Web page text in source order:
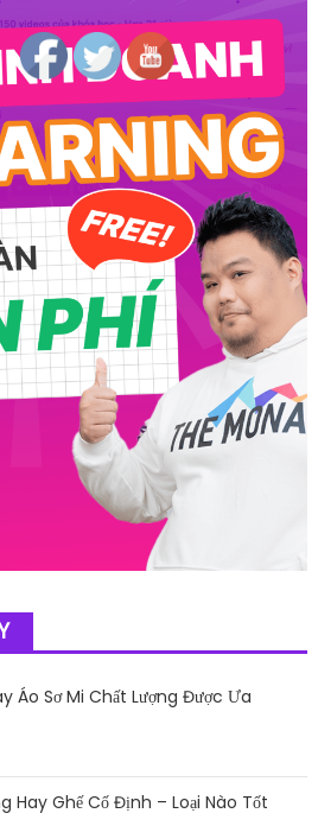
Áo Sơ Mi Chất Lượng Được Ưa
Hay Ghế Cố Định – Loại Nào Tốt